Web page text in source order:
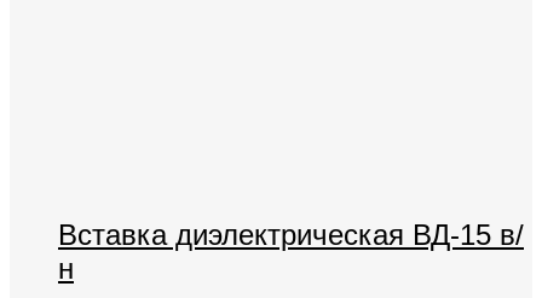
Вставка диэлектрическая ВД-15 в/
н